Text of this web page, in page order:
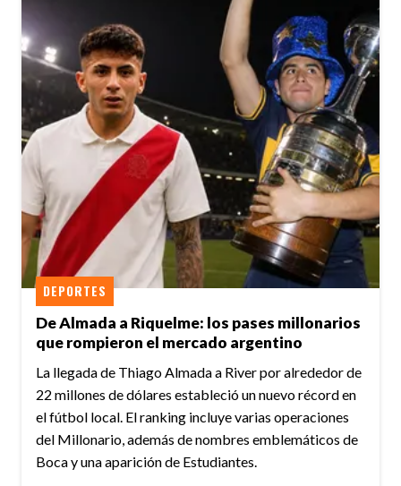
De Almada a Riquelme: los pases millonarios
que rompieron el mercado argentino
DEPORTES
La llegada de Thiago Almada a River por alrededor de
22 millones de dólares estableció un nuevo récord en
el fútbol local. El ranking incluye varias operaciones
del Millonario, además de nombres emblemáticos de
Boca y una aparición de Estudiantes.